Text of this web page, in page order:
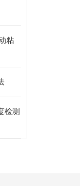
粘
检测